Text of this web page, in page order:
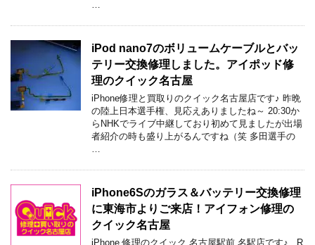
iPod nano7のボリュームケーブルとバッ
テリー交換修理しました。アイポッド修
理のクイック名古屋
iPhone修理と買取りのクイック名古屋店です♪ 昨晩
の陸上日本選手権、見応えありましたね～ 20:30か
らNHKでライブ中継しており初めて見ましたが出場
者紹介の時も盛り上がるんですね（笑 多田選手の
iPhone6Sのガラス＆バッテリー交換修理
に東海市よりご来店！アイフォン修理の
クイック名古屋
iPhone 修理のクイック 名古屋駅前 名駅店です♪ R